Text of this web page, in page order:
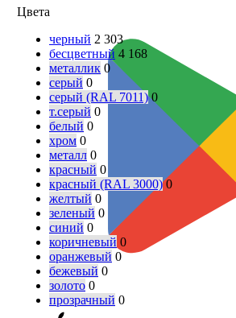
Цвета
черный 2 303
бесцветный 4 168
металлик 0
серый 0
серый (RAL 7011) 0
т.серый 0
белый 0
хром 0
металл 0
красный 0
красный (RAL 3000) 0
желтый 0
зеленый 0
синий 0
коричневый 0
оранжевый 0
бежевый 0
золото 0
прозрачный 0